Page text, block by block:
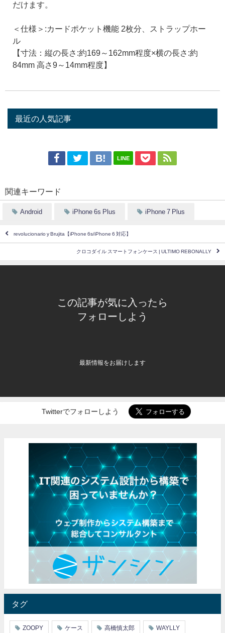
だけます。
＜仕様＞:カードポケット機能 2枚分、ストラップホー
ル
【寸法：縦の長さ:約169～162mm程度×横の長さ:約
84mm 高さ9～14mm程度】
最近の人気記事
LINE
関連キーワード
Android iPhone 6s Plus iPhone 7 Plus
revolucionario y Brujita【iPhone 6s/iPhone 6 対応】
クロコダイル スマートフォンケース | ULTIMO REBONALLY
この記事が気に入ったら
フォローしよう
最新情報をお届けします
Twitterでフォローしよう
タグ
ZOOPY ケース 高橋慎太郎 WAYLLY